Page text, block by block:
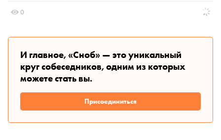
0
И главное, «Сноб» — это уникальный
круг собеседников, одним из которых
можете стать вы.
Присоединиться